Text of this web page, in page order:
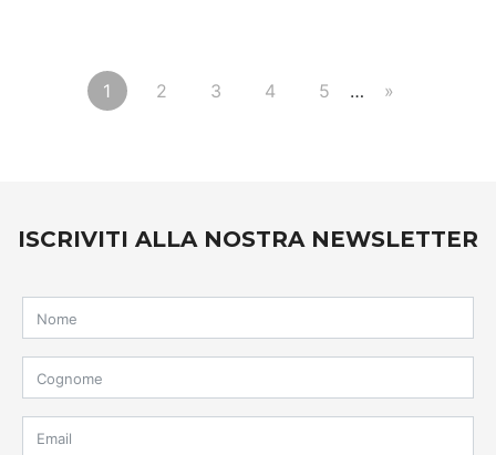
1 2 3 4 5 … »
ISCRIVITI ALLA NOSTRA NEWSLETTER